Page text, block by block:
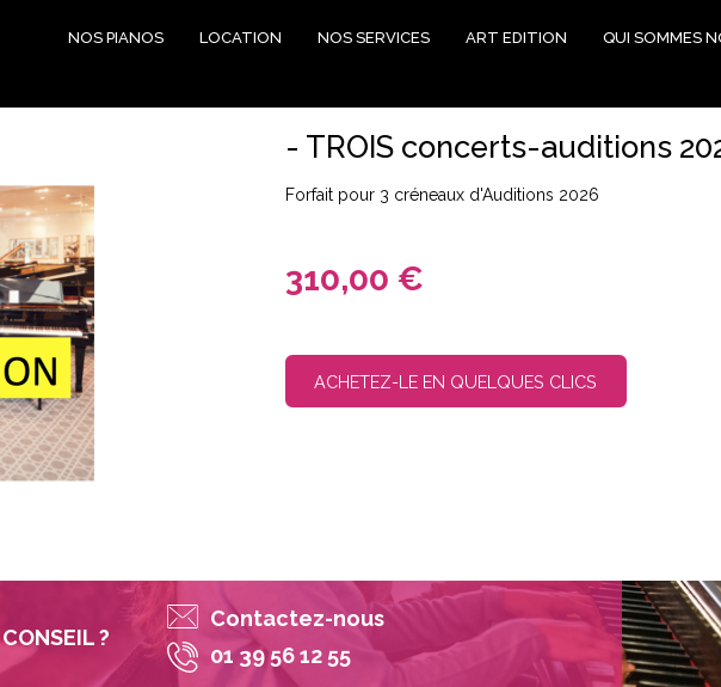
NOS PIANOS LOCATION NOS SERVICES ART EDITION QUI SOMMES
- TROIS concerts-auditions
Forfait pour 3 créneaux d'Auditions 2026
310,00 €
ACHETEZ-LE EN QUELQUES CLICS
?
Contactez-nous
01 39 56 12 55